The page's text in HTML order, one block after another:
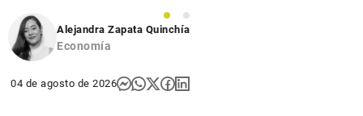
1
2
Alejandra Zapata Quinchía
Economía
04 de agosto de 2026